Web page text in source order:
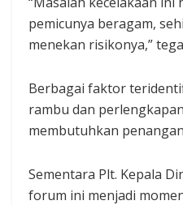
pemicunya beragam,
menekan risikonya,”
Berbagai faktor
rambu dan
membutuhkan
Sementara Plt. Kepala
forum ini menjadi